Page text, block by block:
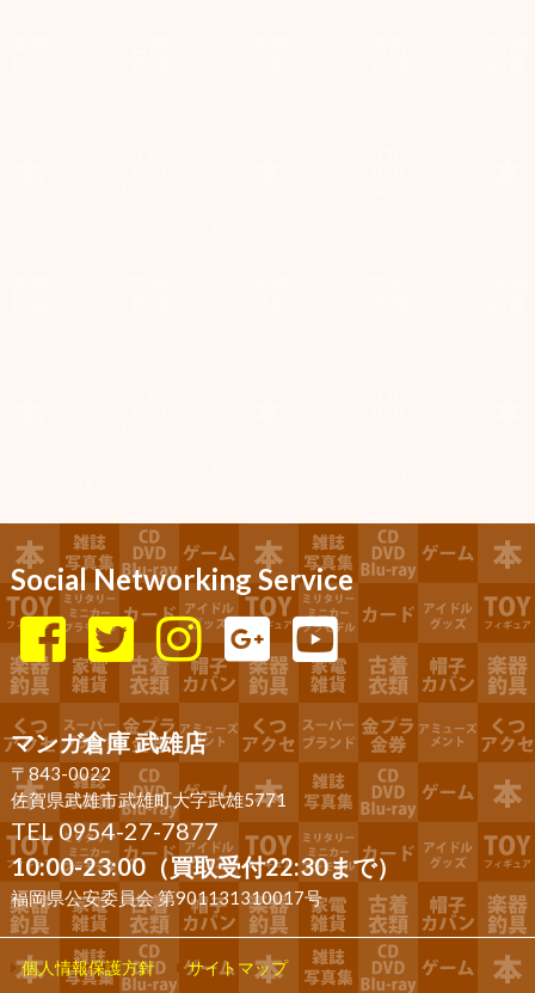
Social Networking Service
マンガ倉庫 武雄店
〒843-0022
佐賀県武雄市武雄町大字武雄5771
TEL 0954-27-7877
10:00-23:00（買取受付22:30まで）
福岡県公安委員会 第901131310017号
個人情報保護方針 サイトマップ